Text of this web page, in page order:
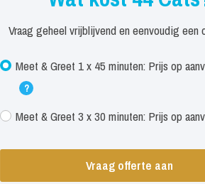
Vraag geheel vrijblijvend en eenvoudig een
Meet & Greet 1 x 45 minuten: Prijs op
?
Meet & Greet 3 x 30 minuten: Prijs op
Vraag offerte aan